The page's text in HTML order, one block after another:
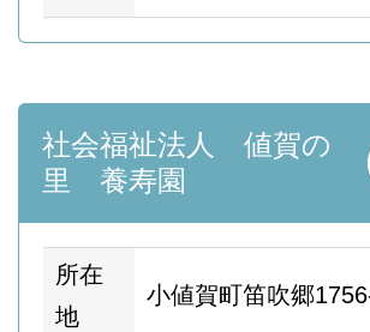
社会福祉法人 値賀の
里 養寿園
所在
地
小値賀町笛吹郷